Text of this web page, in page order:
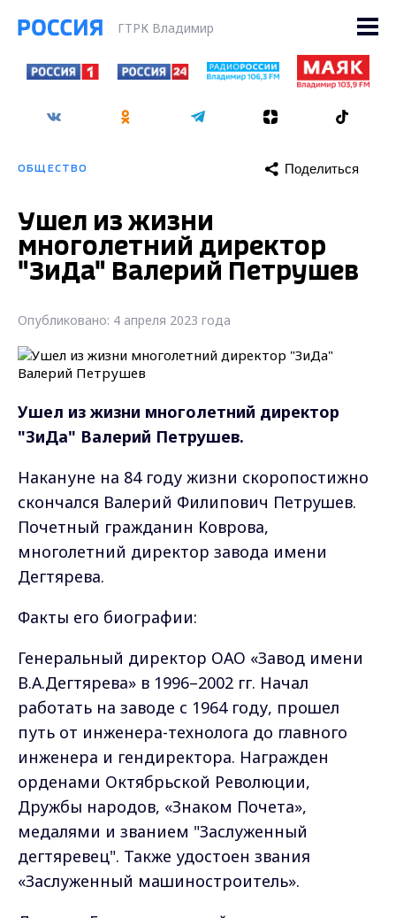
ГТРК Владимир
ОБЩЕСТВО Поделиться
Ушел из жизни
многолетний директор
"ЗиДа" Валерий Петрушев
Опубликовано: 4 апреля 2023 года
Ушел из жизни многолетний директор
"ЗиДа" Валерий Петрушев.
Накануне на 84 году жизни скоропостижно
скончался Валерий Филипович Петрушев.
Почетный гражданин Коврова,
многолетний директор завода имени
Дегтярева.
Факты его биографии:
Генеральный директор ОАО «Завод имени
В.А.Дегтярева» в 1996–2002 гг. Начал
работать на заводе с 1964 году, прошел
путь от инженера-технолога до главного
инженера и гендиректора. Награжден
орденами Октябрьской Революции,
Дружбы народов, «Знаком Почета»,
медалями и званием "Заслуженный
дегтяревец". Также удостоен звания
«Заслуженный машиностроитель».